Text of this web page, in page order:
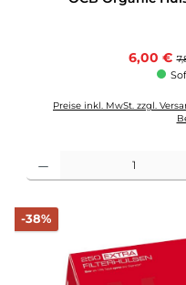
6,00 €
Preise inkl. MwSt. zzgl.
Produkt Anzahl: Gib den
-38%Rabatt